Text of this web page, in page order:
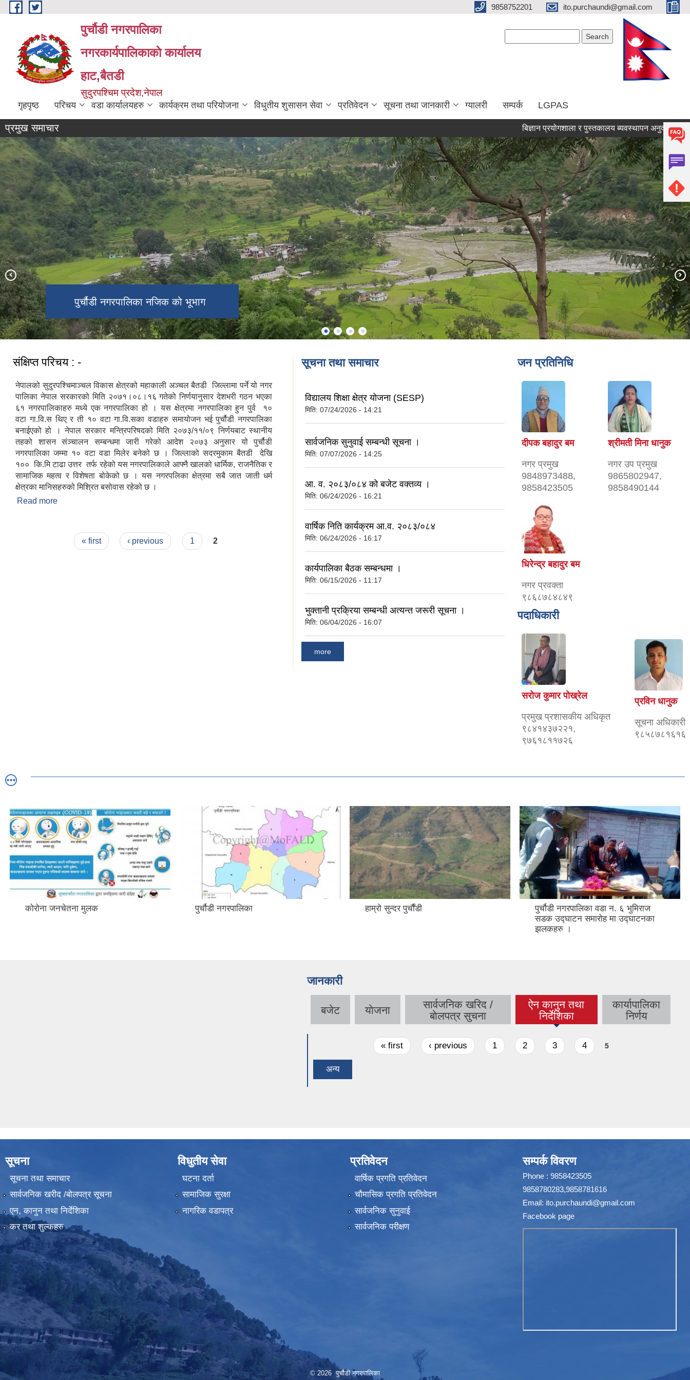
Skip to main content 9858752201 ito.purchaundi@gmail.com
पुर्चौडी नगरपालिका
नगरकार्यपालिकाकाे कार्यालय
हाट,बैतडी
सुदुरपश्चिम प्रदेश,नेपाल
गृहपृष्ठ परिचय वडा कार्यालयहरु कार्यक्रम तथा परियोजना विधुतीय शुसासन सेवा प्रतिवेदन सूचना तथा जानकारी ग्यालरी सम्पर्क LGPAS
प्रमुख समाचार बिज्ञान प्रयोगशाला र पुस्तकालय ब्यवस्थापन अनुदानका लागि
Pages « first ‹ previous
पुर्चौडी नगरपालिका नजिक को भूभाग
डिलाशैनी भगवती मन्दिर
संक्षिप्त परिचय : -
नेपालको सुदुरपश्चिमाञ्चल विकास क्षेत्रको महाकाली अञ्चल बैतडी जिल्लामा पर्ने यो नगर
पालिका नेपाल सरकारको मिति २०७१।०८।१६ गतेको निर्णयानुसार देशभरी गठन भएका
६१ नगरपालिकाहरु मध्ये एक नगरपालिका हो । यस क्षेत्रमा नगरपालिका हुन पुर्व १०
वटा गा.वि.स थिए र ती १० वटा गा.वि.सका वडाहरु समायोजन भई पुर्चौडी नगरपालिका
बनाईएको हो । नेपाल सरकार मन्त्रिपरिषदको मिति २०७३/११/०९ निर्णयबाट स्थानीय
तहको शासन संञ्चालन सम्बन्धमा जारी गरेको आदेश २०७३ अनुसार यो पुर्चौडी
नगरपालिका जम्मा १० वटा वडा मिलेर बनेको छ । जिल्लाको सदरमुकाम बैतडी देखि
१०० कि.मि टाढा उत्तर तर्फ रहेको यस नगरपालिकाले आफ्नै खालको धार्मिक, राजनैतिक र
सामाजिक महत्व र विशेषता बोकेको छ । यस नगरपलिका क्षेत्रमा सबै जात जाती धर्म
क्षेत्रका मानिसहरुको मिश्रित बसोवास रहेको छ ।
Read more
« first ‹ previous 1 2
सूचना तथा समाचार
विद्यालय शिक्षा क्षेत्र योजना (SESP)
मिति: 07/24/2026 - 14:21
सार्वजनिक सुनुवाई सम्बन्धी सूचना ।
मिति: 07/07/2026 - 14:25
आ. व. २०८३/०८४ को बजेट वक्तव्य ।
मिति: 06/24/2026 - 16:21
वार्षिक निति कार्यक्रम आ.व. २०८३/०८४
मिति: 06/24/2026 - 16:17
कार्यपालिका बैठक सम्बन्धमा ।
मिति: 06/15/2026 - 11:17
भुक्तानी प्रक्रिया सम्बन्धी अत्यन्त जरूरी सूचना ।
मिति: 06/04/2026 - 16:07
more
जन प्रतिनिधि
दीपक बहादुर बम
नगर प्रमुख
9848973488,
9858423505
श्रीमती मिना धानुक
नगर उप प्रमुख
9865802947,
9858490144
धिरेन्द्र बहादुर बम
नगर प्रवक्ता
९८६८७८४८४९
पदाधिकारी
सरोज कुमार पोख्रेल
प्रमुख प्रशासकीय अधिकृत
९८४१४३७२२१,
९७६१८११७२६
प्रविन धानुक
सूचना अधिकारी
९८५८७८१६१६
कोराेना जनचेतना मुलक पुर्चौडी नगरपालिका हाम्रो सुन्दर पुर्चौंडी
पुर्चौडी नगरपालिका वडा न. ६ भुमिराज
सडक उद्घ‍ाटन समारोह मा उद्घ‍ाटनका
झलकहरु ।
जानकारी
बजेट याेजना
सार्वजनिक खरिद /
बाेलपत्र सुचना
ऐन कानुन तथा
निर्देशिका
(active tab)
कार्यापालिका
निर्णय
« first ‹ previous 1 2 3 4 5
अन्य
सूचना
सूचना तथा समाचार
सार्वजनिक खरीद /बोलपत्र सूचना
एन, कानुन तथा निर्देशिका
कर तथा शुल्कहरु
विधुतीय सेवा
घटना दर्ता
सामाजिक सुरक्षा
नागरिक वडापत्र
प्रतिवेदन
वार्षिक प्रगति प्रतिवेदन
चौमासिक प्रगति प्रतिवेदन
सार्वजनिक सुनुवाई
सार्वजनिक परीक्षण
सम्पर्क विवरण
Phone : 9858423505
9858780283,9858781616
Email: ito.purchaundi@gmail.com
Facebook page
© 2026 पुर्चौडी नगरपालिका